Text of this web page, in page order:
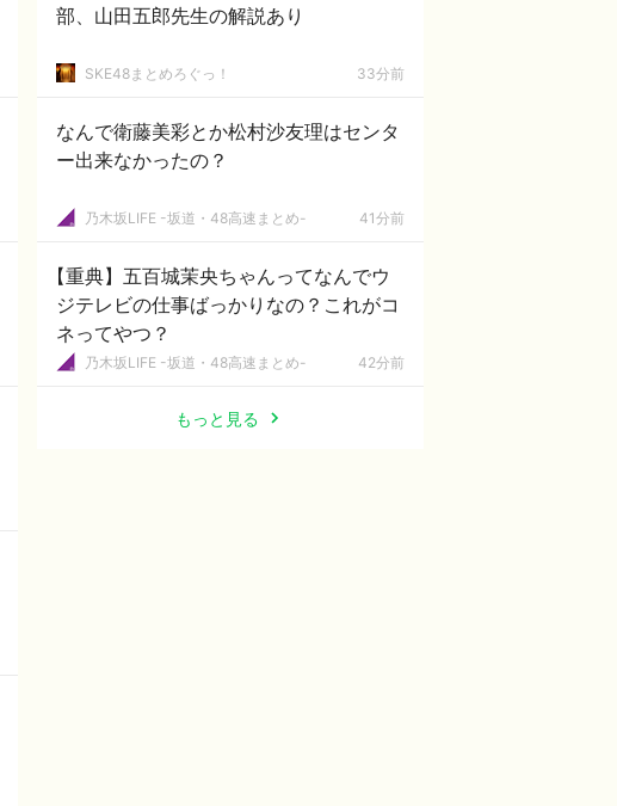
部、山田五郎先生の解説あり
SKE48まとめろぐっ！ 33分前
なんで衛藤美彩とか松村沙友理はセンタ
ー出来なかったの？
乃木坂LIFE -坂道・48高速まとめ- 41分前
【重典】五百城茉央ちゃんってなんでウ
ジテレビの仕事ばっかりなの？これがコ
ネってやつ？
乃木坂LIFE -坂道・48高速まとめ- 42分前
もっと見る